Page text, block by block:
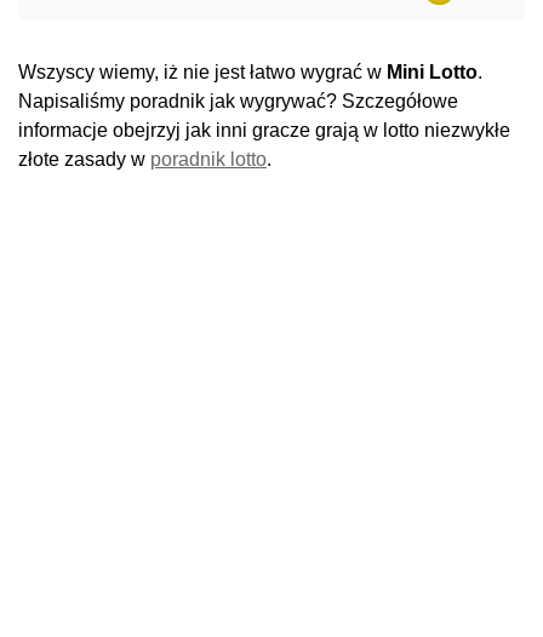
Wszyscy wiemy, iż nie jest łatwo wygrać w Mini Lotto.
Napisaliśmy poradnik jak wygrywać? Szczegółowe
informacje obejrzyj jak inni gracze grają w lotto niezwykłe
złote zasady w poradnik lotto.